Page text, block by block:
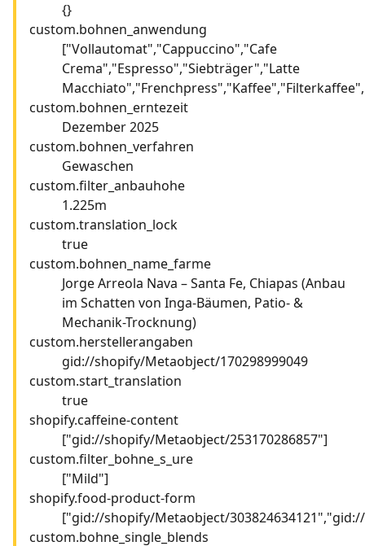
{}
custom.bohnen_anwendung
["Vollautomat","Cappuccino","Cafe
Crema","Espresso","Siebträger","Latte
custom.bohnen_erntezeit
Dezember 2025
custom.bohnen_verfahren
Gewaschen
custom.filter_anbauhohe
1.225m
custom.translation_lock
true
custom.bohnen_name_farme
Jorge Arreola Nava – Santa Fe, Chiapas (Anbau
im Schatten von Inga-Bäumen, Patio- &
Mechanik-Trocknung)
custom.herstellerangaben
gid://shopify/Metaobject/170298999049
custom.start_translation
true
shopify.caffeine-content
["gid://shopify/Metaobject/253170286857"]
custom.filter_bohne_s_ure
["Mild"]
shopify.food-product-form
["gid://shopify/Metaobject/
custom.bohne_single_blends